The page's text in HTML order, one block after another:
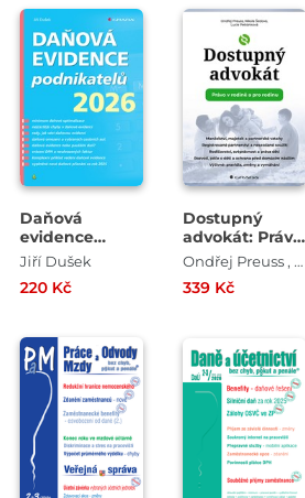
Daňová
evidence
podnikatelů
Jiří Dušek
220 Kč
Dostupný
advokát: Právo
v rodině a pro
rodinu
Ondřej Preuss , Nikola Šedová , Lucie Petránková
339 Kč